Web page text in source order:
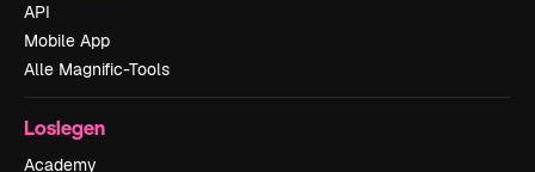
API
Mobile App
Alle Magnific-Tools
Loslegen
Academy